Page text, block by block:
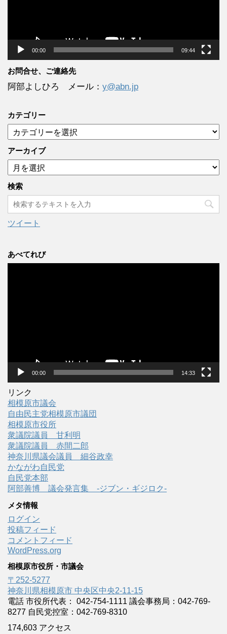
00:00 09:44
お問合せ、ご連絡先
阿部よしひろ メール： y@abn.jp
カテゴリー
テ
ゴ
リ
ー
アーカイブ
ア
ー
カ
イ
ブ
検索
ツイート
あべてれび
00:00 14:33
リンク
相模原市議会
自由民主党相模原市議団
相模原市役所
衆議院議員 甘利明
衆議院議員 赤間二郎
神奈川県議会議員 細谷政幸
かながわ自民党
自民党本部
阿部善博 議会発言集 -ジブン・ギジロク-
メタ情報
ログイン
投稿フィード
コメントフィード
WordPress.org
相模原市役所・市議会
〒252-5277
神奈川県相模原市 中央区中央2-11-15
電話 市役所代表： 042-754-1111 議会事務局：042-769-
8277 自民党控室：042-769-8310
174,603 アクセス